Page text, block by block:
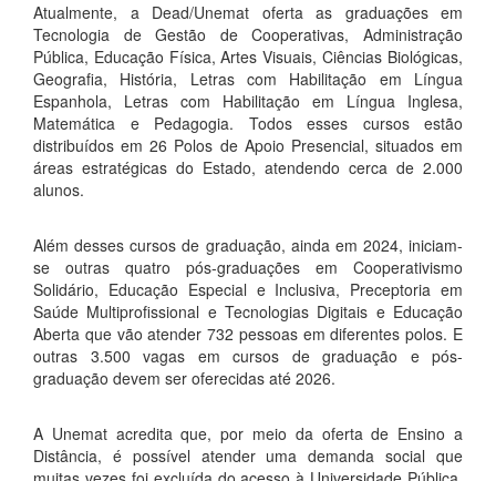
Atualmente, a Dead/Unemat oferta as graduações em
Tecnologia de Gestão de Cooperativas, Administração
Pública, Educação Física, Artes Visuais, Ciências Biológicas,
Geografia, História, Letras com Habilitação em Língua
Espanhola, Letras com Habilitação em Língua Inglesa,
Matemática e Pedagogia. Todos esses cursos estão
distribuídos em 26 Polos de Apoio Presencial, situados em
áreas estratégicas do Estado, atendendo cerca de 2.000
alunos.
Além desses cursos de graduação, ainda em 2024, iniciam-
se outras quatro pós-graduações em Cooperativismo
Solidário, Educação Especial e Inclusiva, Preceptoria em
Saúde Multiprofissional e Tecnologias Digitais e Educação
Aberta que vão atender 732 pessoas em diferentes polos. E
outras 3.500 vagas em cursos de graduação e pós-
graduação devem ser oferecidas até 2026.
A Unemat acredita que, por meio da oferta de Ensino a
Distância, é possível atender uma demanda social que